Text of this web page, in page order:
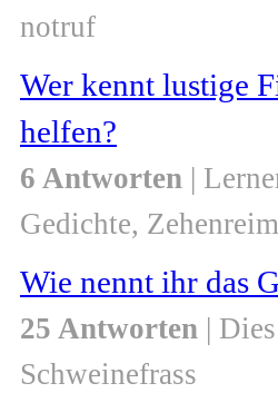
notruf
Wer kennt lustige
helfen?
6 Antworten |
Gedichte,
Wie nennt ihr das
25 Antworten |
Schweinefrass